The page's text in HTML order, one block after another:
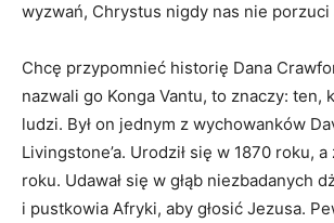
wyzwań, Chrystus nigdy nas nie
Chcę przypomnieć historię Dana
nazwali go Konga Vantu, to znaczy: ten,
ludzi. Był on jednym z wychowanków
Livingstone’a. Urodził się w 1870 roku, a
roku. Udawał się w głąb niezbadanych
i pustkowia Afryki, aby głosić Jezusa.